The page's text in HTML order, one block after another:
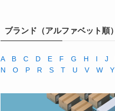
ブランド（アルファベット順）
A B C D E F G H I J
N
O P R S T U V W Y